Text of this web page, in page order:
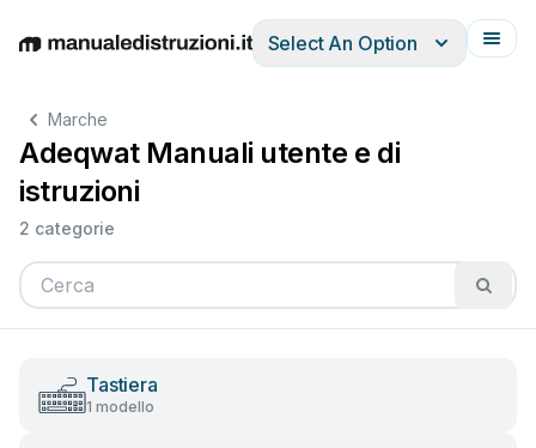
EnglishDeutschEspañolItalianoFrançais
Select An Option
Marche
Adeqwat Manuali utente e di
istruzioni
2 categorie
Tastiera
1 modello